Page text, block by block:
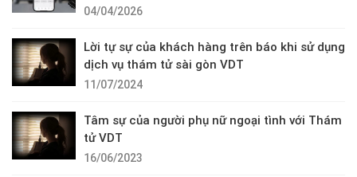
04/04/2026
Lời tự sự của khách hàng trên báo khi sử dụng
dịch vụ thám tử sài gòn VDT
11/07/2024
Tâm sự của người phụ nữ ngoại tình với Thám
tử VDT
16/06/2023